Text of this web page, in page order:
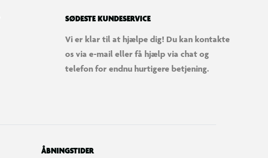
SØDESTE KUNDESERVICE
Vi er klar til at hjælpe dig! Du kan kontakte
os via e-mail eller få hjælp via chat og
telefon for endnu hurtigere betjening.
ÅBNINGSTIDER